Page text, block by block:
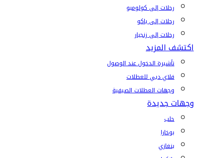
رحلات إلى كولومبو
رحلات إلى باكو
رحلات إلى زنجبار
اكتشف المزيد
تأشيرة الدخول عند الوصول
فلاي دبي للعطلات
وجهات العطلات الصيفية
وجهات جديدة
حلب
بوخارا
بنغازي